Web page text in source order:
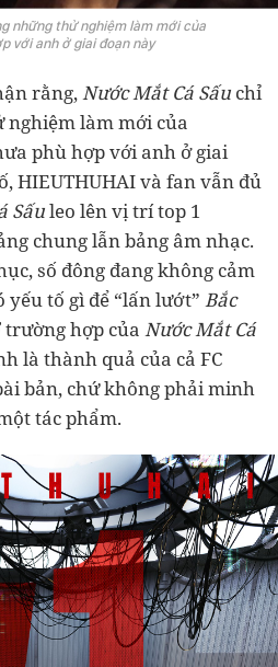
những thử nghiệm làm mới của
với anh ở giai đoạn này
rằng,Nước Mắt Cá Sấu chỉ
làm mới của
phù hợp với anh ở giai
HIEUTHUHAI và fan vẫn đủ
Sấuleo lên vị trí top 1
chung lẫn bảng âm nhạc.
số đông đang không cảm
tố gì để “lấn lướt” Bắc
hợp của Nước Mắt Cá
là thành quả của cả FC
bản, chứ không phải minh
tác phẩm.